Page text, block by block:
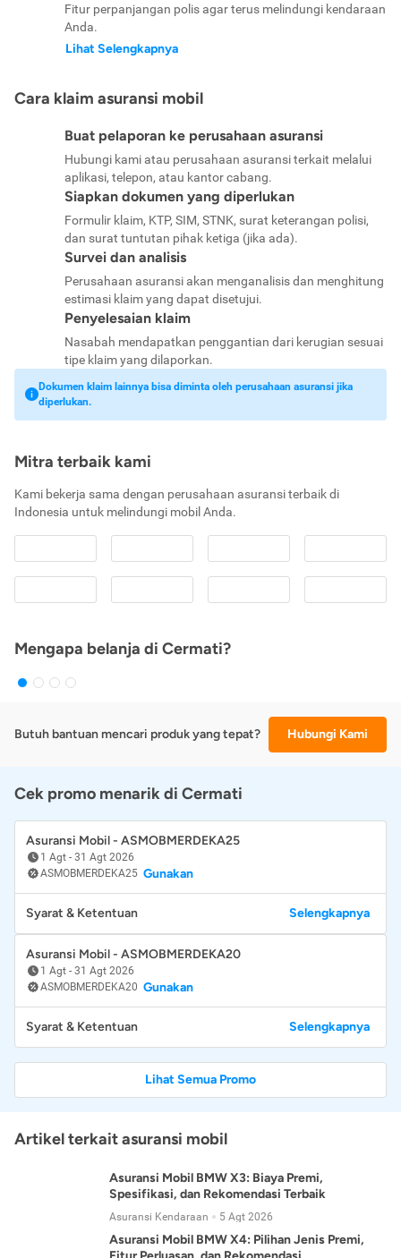
Fitur perpanjangan polis agar terus melindungi kendaraan
Anda.
Lihat Selengkapnya
Cara klaim asuransi mobil
Buat pelaporan ke perusahaan asuransi
Hubungi kami atau perusahaan asuransi terkait melalui
aplikasi, telepon, atau kantor cabang.
Siapkan dokumen yang diperlukan
Formulir klaim, KTP, SIM, STNK, surat keterangan polisi,
dan surat tuntutan pihak ketiga (jika ada).
Survei dan analisis
Perusahaan asuransi akan menganalisis dan menghitung
estimasi klaim yang dapat disetujui.
Penyelesaian klaim
Nasabah mendapatkan penggantian dari kerugian sesuai
tipe klaim yang dilaporkan.
Dokumen klaim lainnya bisa diminta oleh perusahaan asuransi jika
diperlukan.
Mitra terbaik kami
Kami bekerja sama dengan perusahaan asuransi terbaik di
Indonesia untuk melindungi mobil Anda.
Mengapa belanja di Cermati?
Butuh bantuan mencari produk yang tepat? Hubungi Kami
Cek promo menarik di Cermati
Asuransi Mobil - ASMOBMERDEKA25
1 Agt - 31 Agt 2026
ASMOBMERDEKA25 Gunakan
Syarat & Ketentuan Selengkapnya
Asuransi Mobil - ASMOBMERDEKA20
1 Agt - 31 Agt 2026
ASMOBMERDEKA20 Gunakan
Syarat & Ketentuan Selengkapnya
Lihat Semua Promo
Artikel terkait asuransi mobil
Asuransi Mobil BMW X3: Biaya Premi,
Spesifikasi, dan Rekomendasi Terbaik
Asuransi Kendaraan 5 Agt 2026
Asuransi Mobil BMW X4: Pilihan Jenis Premi,